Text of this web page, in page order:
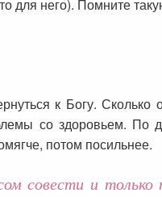
для него). Помните
к Богу.
со здоровьем. По
потом посильнее.
совести и только